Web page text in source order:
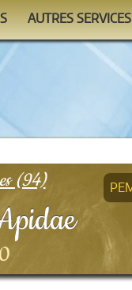
AUTRES SERVICES
Watchtower
(94)